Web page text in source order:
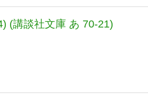
(講談社文庫 あ 70-21)